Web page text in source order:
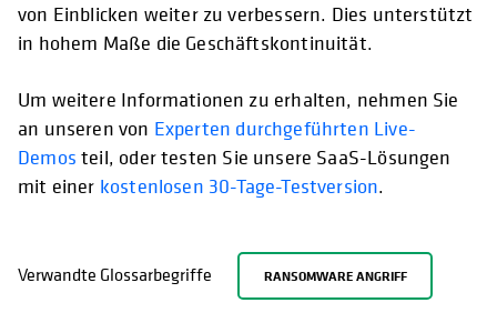
von Einblicken weiter zu verbessern. Dies unterstützt
in hohem Maße die Geschäftskontinuität.
Um weitere Informationen zu erhalten, nehmen Sie
an unseren von Experten durchgeführten Live-
Demos teil, oder testen Sie unsere SaaS-Lösungen
mit einer kostenlosen 30-Tage-Testversion.
Verwandte Glossarbegriffe RANSOMWARE ANGRIFF